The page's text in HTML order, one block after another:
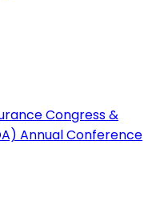
Congress &
Annual Conference